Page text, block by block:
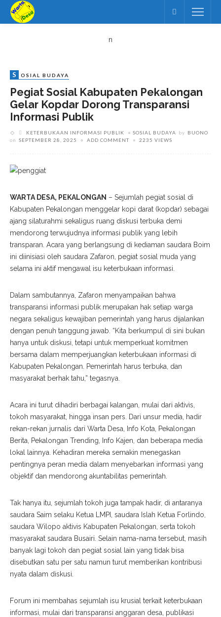
n
S OSIAL BUDAYA
Pegiat Sosial Kabupaten Pekalongan
Gelar Kopdar Dorong Transparansi
Informasi Publik
KETERBUKAAN INFORMASI PUBLIK SOSIAL BUDAYA by BUONO
on SEPTEMBER 28, 2025 ADD COMMENT 2235 VIEWS
WARTA DESA, PEKALONGAN – Sejumlah pegiat sosial di
Kabupaten Pekalongan menggelar kopi darat (kopdar) sebagai
ajang silaturahmi sekaligus ruang diskusi terbuka demi
mendorong terwujudnya informasi publik yang lebih
transparan. Acara yang berlangsung di kediaman saudara Boim
ini diinisiasi oleh saudara Zafaron, pegiat sosial muda yang
selama ini aktif mengawal isu keterbukaan informasi.
Dalam sambutannya, Zafaron menyampaikan bahwa
transparansi informasi publik merupakan hak setiap warga
negara sekaligus kewajiban pemerintah yang harus dijalankan
dengan penuh tanggung jawab. “Kita berkumpul di sini bukan
hanya untuk diskusi, tetapi untuk memperkuat komitmen
bersama dalam memperjuangkan keterbukaan informasi di
Kabupaten Pekalongan. Pemerintah harus terbuka, dan
masyarakat berhak tahu,” tegasnya.
Acara ini turut dihadiri berbagai kalangan, mulai dari aktivis,
tokoh masyarakat, hingga insan pers. Dari unsur media, hadir
rekan-rekan jurnalis dari Warta Desa, Info Kota, Pekalongan
Berita, Pekalongan Trending, Info Kajen, dan beberapa media
lokal lainnya. Kehadiran mereka semakin menegaskan
pentingnya peran media dalam menyebarkan informasi yang
objektif dan mendorong akuntabilitas pemerintah.
Tak hanya itu, sejumlah tokoh juga tampak hadir, di antaranya
saudara Saim selaku Ketua LMPI, saudara Islah Ketua Forlindo,
saudara Wilopo aktivis Kabupaten Pekalongan, serta tokoh
masyarakat saudara Busairi. Selain nama-nama tersebut, masih
banyak lagi tokoh dan pegiat sosial lain yang tidak bisa
disebutkan satu per satu namun turut memberikan kontribusi
nyata dalam diskusi.
Forum ini membahas sejumlah isu krusial terkait keterbukaan
informasi, mulai dari transparansi anggaran desa, publikasi